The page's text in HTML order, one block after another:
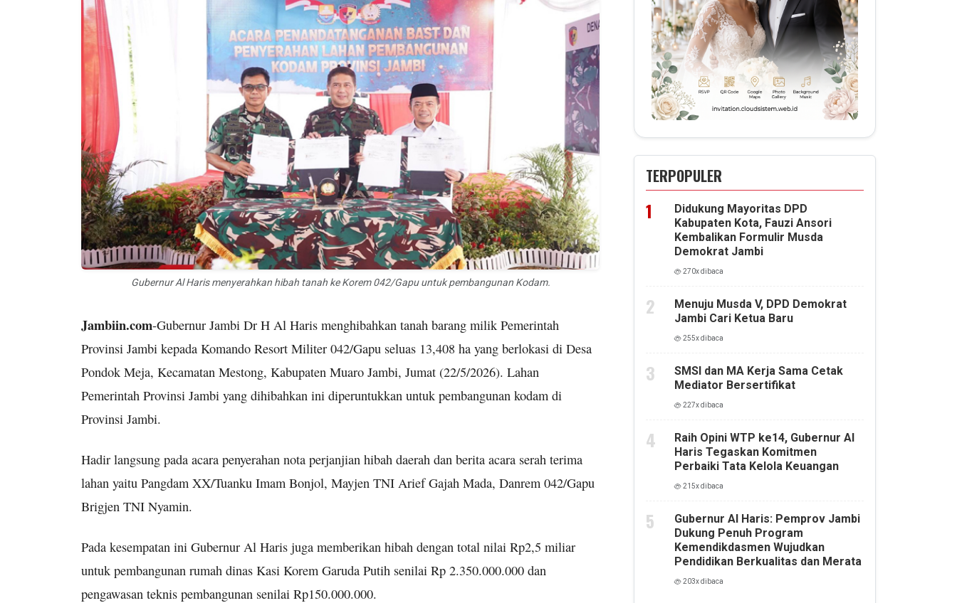
Gubernur Al Haris menyerahkan hibah tanah ke Korem 042/Gapu untuk pembangunan Kodam.
Jambiin.com-Gubernur Jambi Dr H Al Haris menghibahkan tanah barang milik Pemerintah
Provinsi Jambi kepada Komando Resort Militer 042/Gapu seluas 13,408 ha yang berlokasi di Desa
Pondok Meja, Kecamatan Mestong, Kabupaten Muaro Jambi, Jumat (22/5/2026). Lahan
Pemerintah Provinsi Jambi yang dihibahkan ini diperuntukkan untuk pembangunan kodam di
Provinsi Jambi.
Hadir langsung pada acara penyerahan nota perjanjian hibah daerah dan berita acara serah terima
lahan yaitu Pangdam XX/Tuanku Imam Bonjol, Mayjen TNI Arief Gajah Mada, Danrem 042/Gapu
Brigjen TNI Nyamin.
Pada kesempatan ini Gubernur Al Haris juga memberikan hibah dengan total nilai Rp2,5 miliar
untuk pembangunan rumah dinas Kasi Korem Garuda Putih senilai Rp 2.350.000.000 dan
pengawasan teknis pembangunan senilai Rp150.000.000.
TERPOPULER
Didukung Mayoritas DPD
Kabupaten Kota, Fauzi Ansori
Kembalikan Formulir Musda
Demokrat Jambi
270x dibaca
Menuju Musda V, DPD Demokrat
Jambi Cari Ketua Baru
255x dibaca
SMSI dan MA Kerja Sama Cetak
Mediator Bersertifikat
227x dibaca
Raih Opini WTP ke14, Gubernur Al
Haris Tegaskan Komitmen
Perbaiki Tata Kelola Keuangan
215x dibaca
Gubernur Al Haris: Pemprov Jambi
Dukung Penuh Program
Kemendikdasmen Wujudkan
Pendidikan Berkualitas dan Merata
203x dibaca